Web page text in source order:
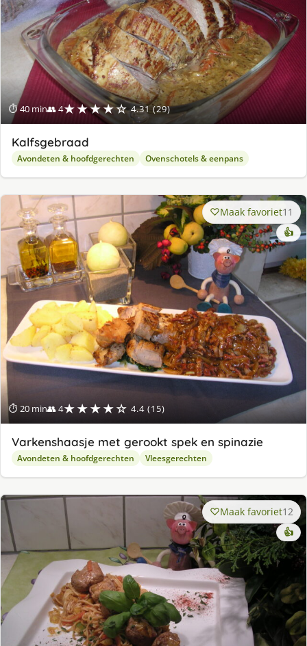
⏱ 40 min👥 4★★★★☆ 4.31 (29)
Kalfsgebraad
Avondeten & hoofdgerechten Ovenschotels & eenpans
⏱ 20 min👥 4★★★★☆ 4.4 (15)
Maak favoriet11
👍
Varkenshaasje met gerookt spek en spinazie
Avondeten & hoofdgerechten Vleesgerechten
Maak favoriet12
👍